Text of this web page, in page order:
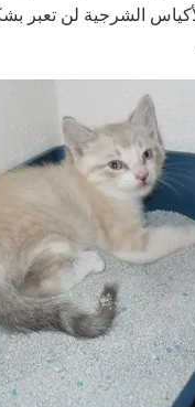
الشرجية لن تعبر